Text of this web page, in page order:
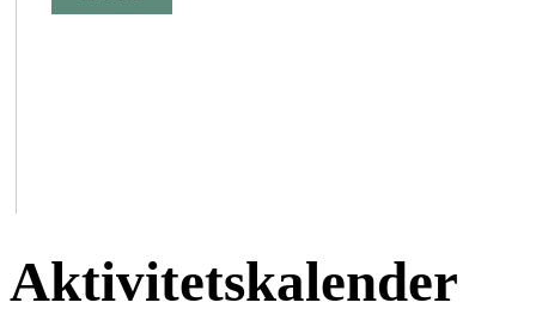
Aktivitetskalender